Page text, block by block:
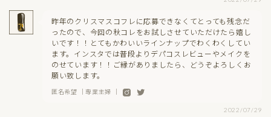
昨年のクリスマスコフレに応募できなくてとっても残念だ
ったので、今回の秋コレをお試しさせていただけたら嬉し
いです！！とてもかわいいラインナップでわくわくしてい
ます。インスタでは普段よりデパコスレビューやメイクを
のせています！！ご縁がありましたら、どうぞよろしくお
願い致します。
匿名希望 ｜専業主婦 ｜
2022/07/29